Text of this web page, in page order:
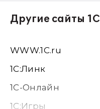
Другие сайты 1С
WWW.1С.ru
1С:Линк
1С-Онлайн
1C:Игры